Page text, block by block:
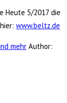
Heute 5/2017 die
www.beltz.de
mehr Author: